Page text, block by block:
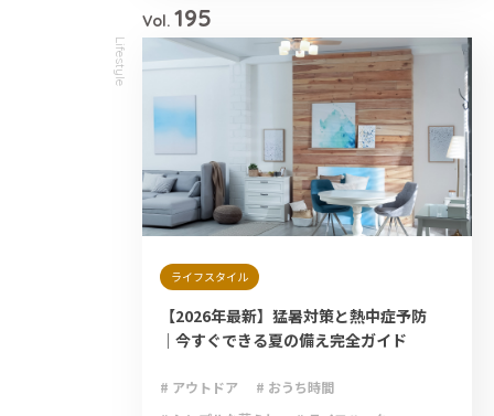
Lifestyle
Vol. 195
ライフスタイル
【2026年最新】猛暑対策と熱中症予防
｜今すぐできる夏の備え完全ガイド
# アウトドア
# おうち時間